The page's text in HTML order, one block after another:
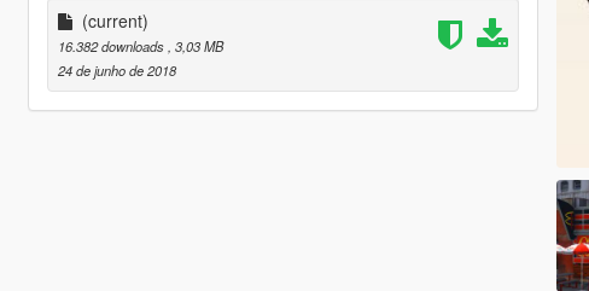
(current)
16.382 downloads, 3,03 MB
24 de junho de 2018